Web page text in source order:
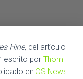
G
Hine, del artículo
escrito por Thom
en OS News